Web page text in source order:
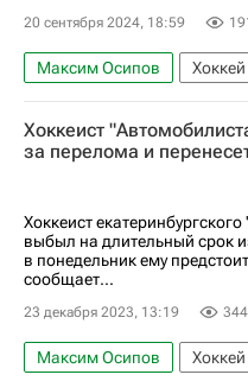
20 сентября 2024, 18:59
Максим Осипов Хоккей
Автомобилист
Спорт
Брендэн Лайпсик
Хоккеист
за перелома и
Хоккеист
выбыл на длительный срок
в понедельник ему
сообщает...
23 декабря 2023, 13:19 344
Максим Осипов Хоккей